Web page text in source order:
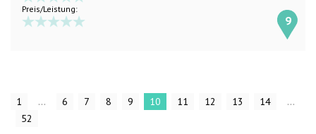
Preis/Leistung:
9
1 ... 6 7 8 9 10 11 12 13 14
...
52